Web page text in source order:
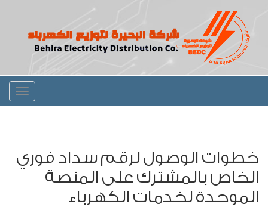
Toggle
خطوات الوصول لرقم سداد فوري
الخاص بالمشترك على المنصة
الموحدة لخدمات الكهرباء